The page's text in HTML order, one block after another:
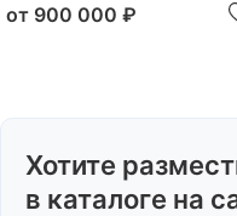
от 900 000 ₽
Хотите
в каталоге на